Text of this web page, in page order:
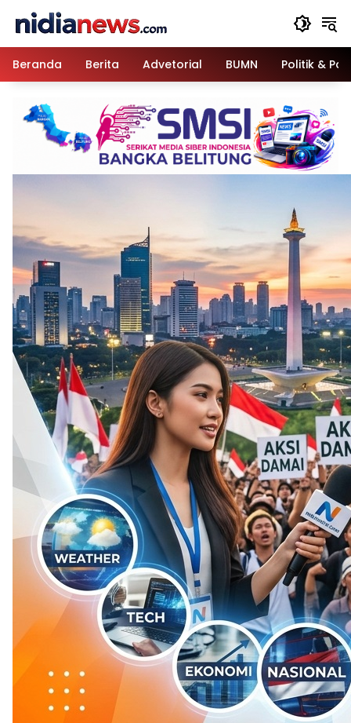
Beranda
Berita Advetorial BUMN Politik &